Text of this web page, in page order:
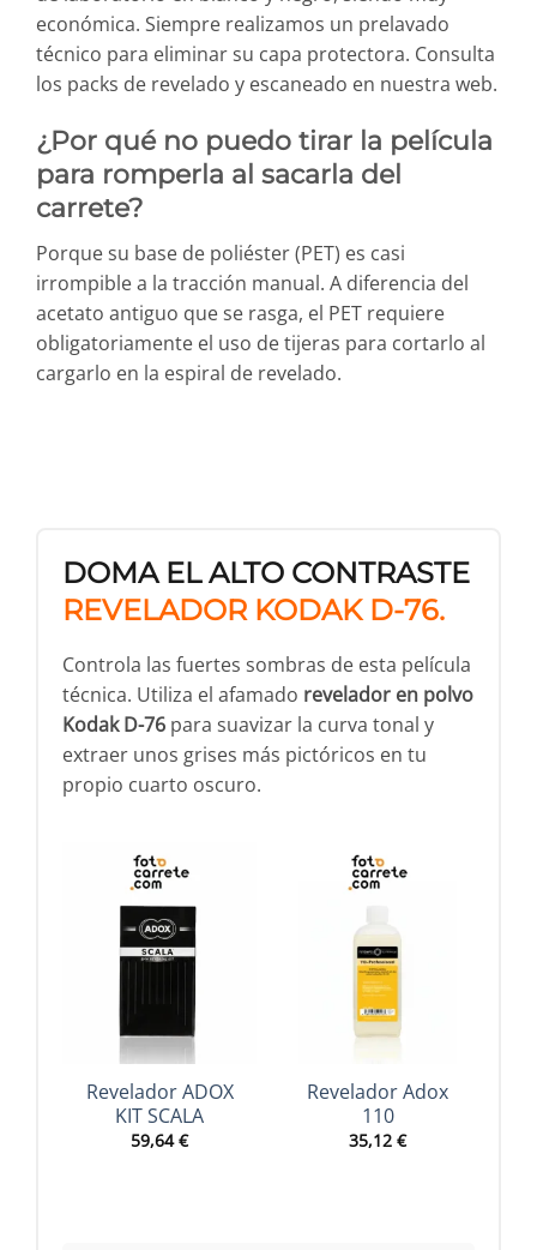
económica. Siempre realizamos un prelavado
técnico para eliminar su capa protectora. Consulta
los packs de revelado y escaneado en nuestra web.
¿Por qué no puedo tirar la película
para romperla al sacarla del
carrete?
Porque su base de poliéster (PET) es casi
irrompible a la tracción manual. A diferencia del
acetato antiguo que se rasga, el PET requiere
obligatoriamente el uso de tijeras para cortarlo al
cargarlo en la espiral de revelado.
DOMA EL ALTO CONTRASTE
REVELADOR KODAK D-76.
Controla las fuertes sombras de esta película
técnica. Utiliza el afamado revelador en polvo
Kodak D-76 para suavizar la curva tonal y
extraer unos grises más pictóricos en tu
propio cuarto oscuro.
Revelador ADOX
KIT SCALA
59,64€
Revelador Adox
110
35,12 €